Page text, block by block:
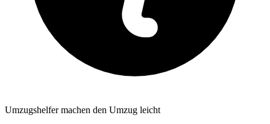
Umzugshelfer machen den Umzug leicht